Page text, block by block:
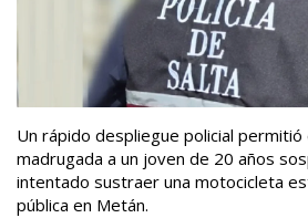
Un rápido despliegue policial
madrugada a un joven de 20 años
intentado sustraer una motocicleta
pública en Metán.